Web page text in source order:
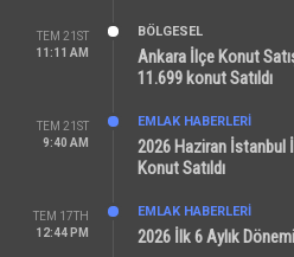
TEM 21ST
11:11 AM
BÖLGESEL
Ankara İlçe Konut
11.699 konut Satıldı
TEM 21ST
9:40 AM
EMLAK HABERLERI
2026 Haziran İstanbul
Konut Satıldı
TEM 17TH
12:44 PM
EMLAK HABERLERI
2026 İlk 6 Aylık